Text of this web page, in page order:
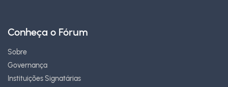
Conheça o Fórum
Sobre
Governança
Instituições Signatárias